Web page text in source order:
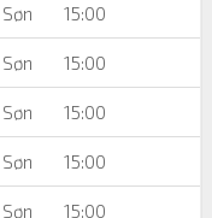
Søn 15:00
Søn 15:00
Søn 15:00
Søn 15:00
Søn 15:00